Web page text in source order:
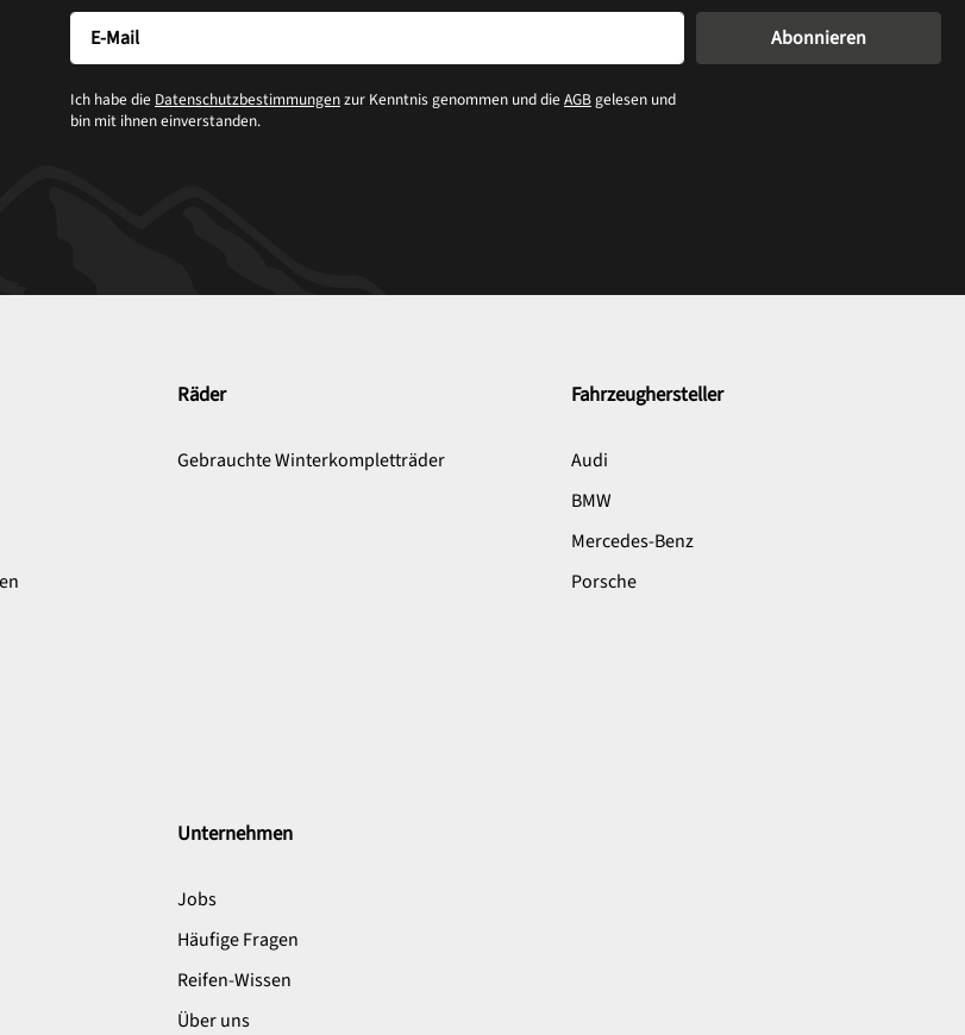
Ich habe die Datenschutzbestimmungenzur Kenntnis genommen und dieAGB gelesen und
bin mit ihnen einverstanden.
Abonnieren
Räder
Gebrauchte Winterkompletträder
Fahrzeughersteller
Audi
BMW
Mercedes-Benz
Porsche
Unternehmen
Jobs
Häufige Fragen
Reifen-Wissen
Über uns